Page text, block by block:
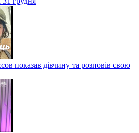
показав дівчину та розповів свою